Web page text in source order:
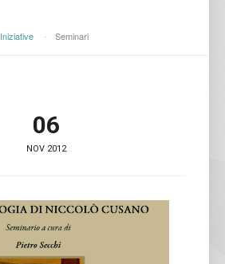
Iniziative - Seminari
06
NOV 2012